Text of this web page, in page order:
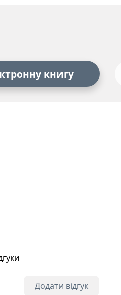
книгу
Додати відгук